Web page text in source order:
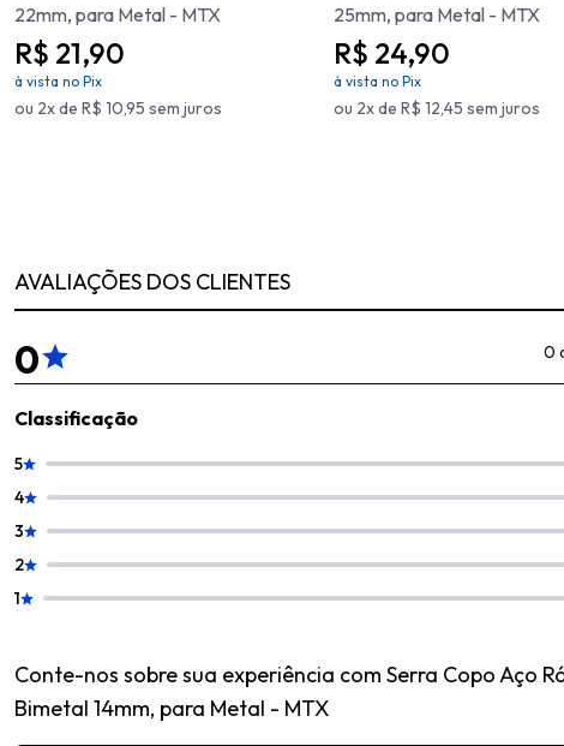
22mm, para Metal - MTX
R$ 21,90
à vista no Pix
ou 2x de R$ 10,95 sem juros
25mm, para Metal - MTX
R$ 24,90
à vista no Pix
ou 2x de R$ 12,45 sem juros
AVALIAÇÕES DOS CLIENTES
0 0
Classificação
5
4
3
2
1
Conte-nos sobre sua experiência com Serra Copo Aço
Bimetal 14mm, para Metal - MTX